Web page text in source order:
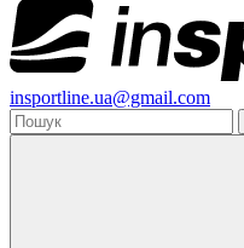
insportline.ua@gmail.com